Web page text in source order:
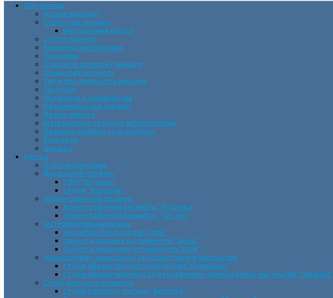
Про заклад
Історія закладу
Структура закладу
Методичний відділ
Статут закладу
Комплексна програма
Програми
Стратегія розвитку закладу
Фінансова звітність
Звіти про діяльність закладу
Закупівлі
Інструкція з діловодства
Кадровий склад закладу
Режим роботи
Матеріально-технічне забезпечення
Правила прийому та поведінки
Контакти
Вакансії
Гуртки
Освітня програма
Вокальний профіль
СВМ “Антарес”
Студія “Вікторія”
Хореографічний профіль
Хореографічний ансамбль “Росинка”
Хореографічний ансамбль “Час пік”
Інструментальна музика
Ансамбль бандуристів “Орія”
Оркестр духових інструментів “Зміна”
Оркестр народних інструментів “Орія”
Декоративно-прикладне та образотворче мистецтво
Cтудія образотворчого мистецтва “Соняшник”
Студія образотворчого та декоративно-прикладного мистецтва “Писанка”
Студії раннього розвитку
Студія розвитку дитини “Веселка”